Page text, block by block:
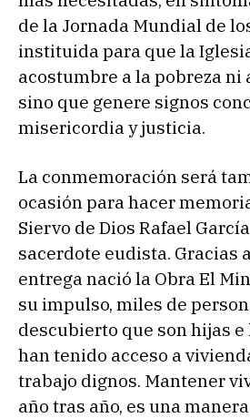
de la Jornada Mundial de
instituida para que la
acostumbre a la pobreza ni
sino que genere signos
misericordia y justicia.
La conmemoración será
ocasión para hacer
Siervo de Dios Rafael
sacerdote eudista. Gracias
entrega nació la Obra El
su impulso, miles de
descubierto que son hijas e
han tenido acceso a
trabajo dignos. Mantener
año tras año, es una